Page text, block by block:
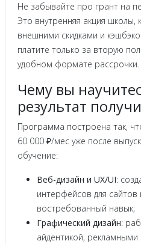
Не забывайте про грант на
Это внутренняя акция школы,
внешними скидками и
платите только за вторую
удобном формате рассрочки.
Чему вы
результат
Программа построена так,
60 000 ₽/мес уже после
обучение:
Веб-дизайн и UX/UI:
интерфейсов для
востребованный навык;
Графический дизайн:
айдентикой, рекламными